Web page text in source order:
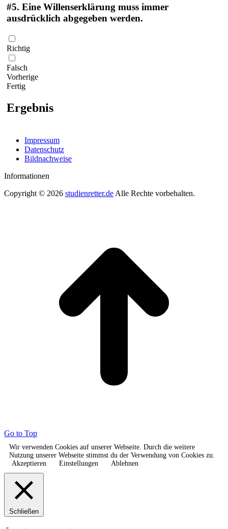
#5. Eine Willenserklärung muss immer
ausdrücklich abgegeben werden.
Richtig
Falsch
Vorherige
Fertig
Ergebnis
Impressum
Datenschutz
Bildnachweise
Informationen
Copyright © 2026 studienretter.de Alle Rechte vorbehalten.
Go to Top
Wir verwenden Cookies auf unserer Webseite. Durch die weitere
Nutzung unserer Webseite stimmst du der Verwendung von Cookies zu.
Akzeptieren
Einstellungen Ablehnen
Schließen